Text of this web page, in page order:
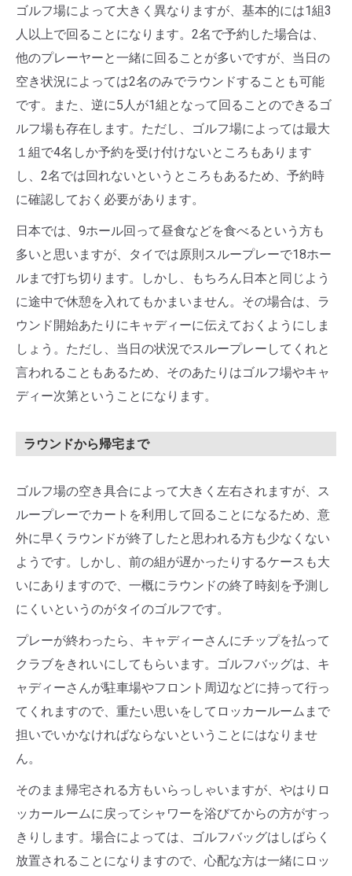
ゴルフ場によって大きく異なりますが、基本的には1組3
人以上で回ることになります。2名で予約した場合は、
他のプレーヤーと一緒に回ることが多いですが、当日の
空き状況によっては2名のみでラウンドすることも可能
です。また、逆に5人が1組となって回ることのできるゴ
ルフ場も存在します。ただし、ゴルフ場によっては最大
１組で4名しか予約を受け付けないところもあります
し、2名では回れないというところもあるため、予約時
に確認しておく必要があります。
日本では、9ホール回って昼食などを食べるという方も
多いと思いますが、タイでは原則スループレーで18ホー
ルまで打ち切ります。しかし、もちろん日本と同じよう
に途中で休憩を入れてもかまいません。その場合は、ラ
ウンド開始あたりにキャディーに伝えておくようにしま
しょう。ただし、当日の状況でスループレーしてくれと
言われることもあるため、そのあたりはゴルフ場やキャ
ディー次第ということになります。
ラウンドから帰宅まで
ゴルフ場の空き具合によって大きく左右されますが、ス
ループレーでカートを利用して回ることになるため、意
外に早くラウンドが終了したと思われる方も少なくない
ようです。しかし、前の組が遅かったりするケースも大
いにありますので、一概にラウンドの終了時刻を予測し
にくいというのがタイのゴルフです。
プレーが終わったら、キャディーさんにチップを払って
クラブをきれいにしてもらいます。ゴルフバッグは、キ
ャディーさんが駐車場やフロント周辺などに持って行っ
てくれますので、重たい思いをしてロッカールームまで
担いでいかなければならないということにはなりませ
ん。
そのまま帰宅される方もいらっしゃいますが、やはりロ
ッカールームに戻ってシャワーを浴びてからの方がすっ
きりします。場合によっては、ゴルフバッグはしばらく
放置されることになりますので、心配な方は一緒にロッ